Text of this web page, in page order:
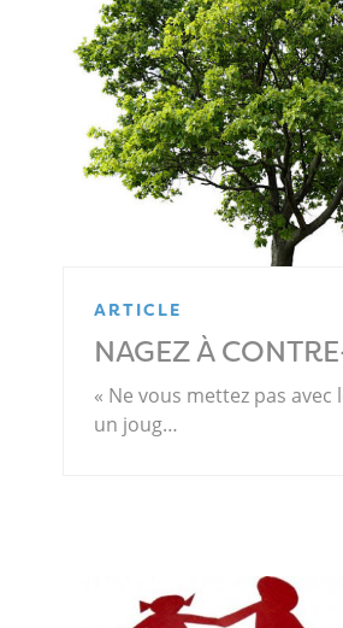
ARTICLE
NAGEZ À
« Ne vous mettez pas avec
un joug…